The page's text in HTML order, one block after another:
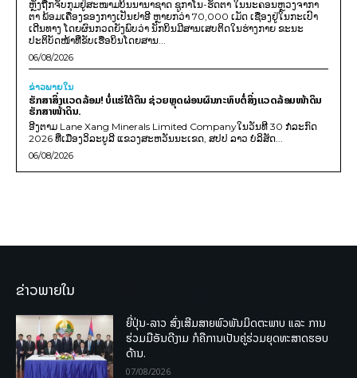
ຫຼັງຖືກຈັບກຸມຢູ່ສະໜາມບິນນານາຊາດ ຊູກາໂນ-ຮັດຕາ ໃນນະຄອນຫຼວງຈາກາ
ຕາ ພ້ອມເຄື່ອງຂອງກາງເປັນຢາອີ ຫຼາຍກວ່າ 70,000 ເມັດ ເຊື່ອງຢູ່ໃນກະເປົາ
ເດີນທາງ ໂດຍຜົນກວດຍັງພົບວ່າ ນັກບິນມີສານເສບຕິດໃນຮ່າງກາຍ ຂະນະ
ປະຕິບັດໜ້າທີ່ຂັບເຮືອບິນໂດຍສານ...
06/08/2026
ຂ່າວພາຍ​ໃນ
ຮັກສາສິ່ງແວດລ້ອມ! ບໍ່ແຮ່ໃຕ້ດິນ ຊ່ວຍຫຼຸດຜ່ອນຜົນກະທົບຕໍ່ສິ່ງແວດລ້ອມໜ້າດິນ
ຮັກສາໜ້າດິນ.
ອີງຕາມ Lane Xang Minerals Limited Companyໃນວັນທີ 30 ກໍລະກົດ
2026 ທີ່ເມືອງວິລະບູລີ ແຂວງສະຫວັນນະເຂດ, ສປປ ລາວ ບໍລິສັດ...
06/08/2026
ຂ່າວພາຍໃນ
ຍີ່ປຸ່ນ-ລາວ ສົ່ງເສີມສາຍພົວພັນມິດຕະພາບ ແລະ ການ
ຮ່ວມມືອັນດີງາມ ກໍຄືການເປັນຄູ່ຮ່ວມຍຸດທະສາດຮອບ
ດ້ານ.
07/08/2026